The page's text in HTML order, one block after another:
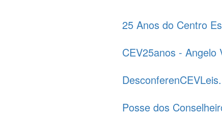
25 Anos do Centro
CEV25anos - Angelo
Posse dos